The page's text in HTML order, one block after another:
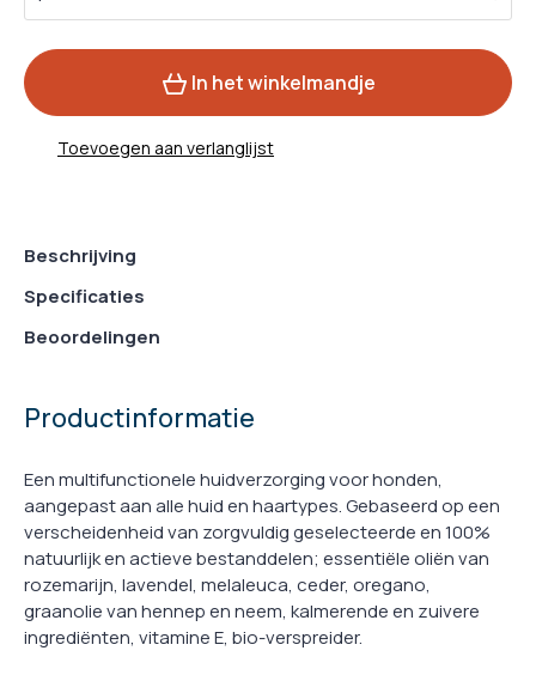
In het winkelmandje
Toevoegen aan verlanglijst
Beschrijving
Specificaties
Beoordelingen
Productinformatie
Een multifunctionele huidverzorging voor honden,
aangepast aan alle huid en haartypes. Gebaseerd op een
verscheidenheid van zorgvuldig geselecteerde en 100%
natuurlijk en actieve bestanddelen; essentiële oliën van
rozemarijn, lavendel, melaleuca, ceder, oregano,
graanolie van hennep en neem, kalmerende en zuivere
ingrediënten, vitamine E, bio-verspreider.